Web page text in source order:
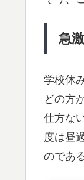
急
学校休
どの方
仕方な
度は昼
のである